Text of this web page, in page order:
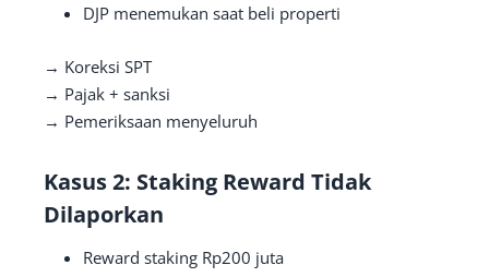
DJP menemukan saat beli properti
→ Koreksi SPT
→ Pajak + sanksi
→ Pemeriksaan menyeluruh
Kasus 2: Staking Reward Tidak
Dilaporkan
Reward staking Rp200 juta